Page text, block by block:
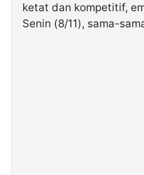
ketat dan kompetitif,
Senin (8/11), sama-